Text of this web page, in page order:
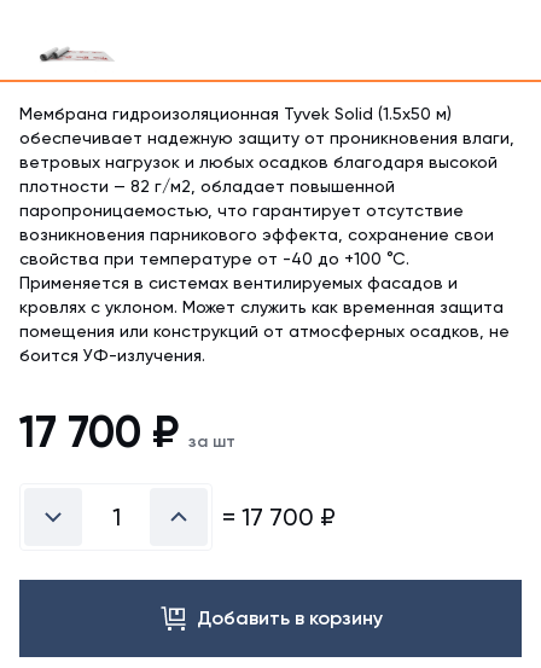
Мембрана гидроизоляционная Tyvek Solid (1.5х50 м)
обеспечивает надежную защиту от проникновения влаги,
ветровых нагрузок и любых осадков благодаря высокой
плотности — 82 г/м2, обладает повышенной
паропроницаемостью, что гарантирует отсутствие
возникновения парникового эффекта, сохранение свои
свойства при температуре от -40 до +100 °С.
Применяется в системах вентилируемых фасадов и
кровлях с уклоном. Может служить как временная защита
помещения или конструкций от атмосферных осадков, не
боится УФ-излучения.
17 700 ₽ за шт
= 17 700 ₽
Добавить в корзину